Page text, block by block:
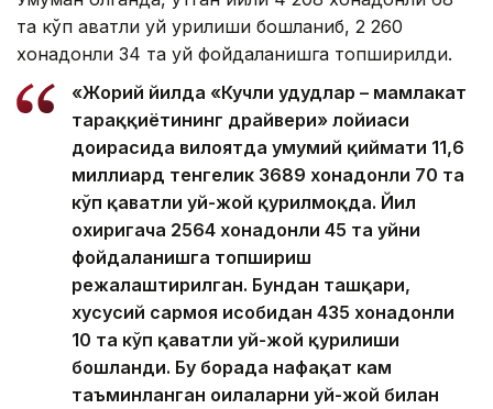
та кўп қаватли уй қурилиши бошланиб, 2 260
хонадонли 34 та уй фойдаланишга топширилди.
«Жорий йилда «Кучли ҳудудлар – мамлакат
тараққиётининг драйвери» лойиҳаси
доирасида вилоятда умумий қиймати 11,6
миллиард тенгелик 3689 хонадонли 70 та
кўп қаватли уй-жой қурилмоқда. Йил
охиригача 2564 хонадонли 45 та уйни
фойдаланишга топшириш
режалаштирилган. Бундан ташқари,
хусусий сармоя ҳисобидан 435 хонадонли
10 та кўп қаватли уй-жой қурилиши
бошланди. Бу борада нафақат кам
таъминланган оилаларни уй-жой билан